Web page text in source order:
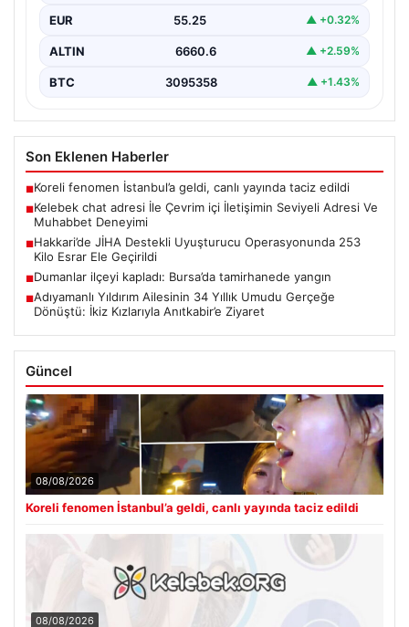
EUR 55.25 ▲ +0.32%
ALTIN 6660.6 ▲ +2.59%
BTC 3095358 ▲ +1.43%
Son Eklenen Haberler
■Koreli fenomen İstanbul’a geldi, canlı yayında taciz edildi
■Kelebek chat adresi İle Çevrim içi İletişimin Seviyeli Adresi Ve
Muhabbet Deneyimi
■Hakkari’de JİHA Destekli Uyuşturucu Operasyonunda 253
Kilo Esrar Ele Geçirildi
■Dumanlar ilçeyi kapladı: Bursa’da tamirhanede yangın
■Adıyamanlı Yıldırım Ailesinin 34 Yıllık Umudu Gerçeğe
Dönüştü: İkiz Kızlarıyla Anıtkabir’e Ziyaret
Güncel
08/08/2026
Koreli fenomen İstanbul’a geldi, canlı yayında taciz edildi
08/08/2026